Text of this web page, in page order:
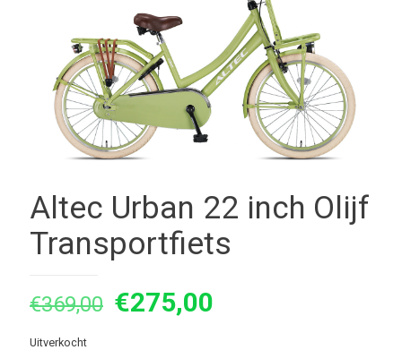
Altec Urban 22 inch Olijf
Transportfiets
€369,00 Oorspronkelijke
€275,00
Uitverkocht